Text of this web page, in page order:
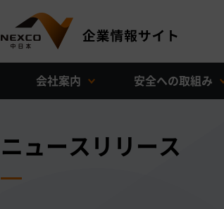
会社案内 安全への取組み
ニュースリリース